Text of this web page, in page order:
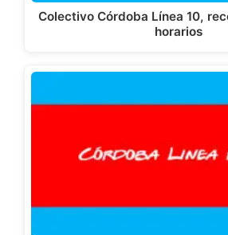
Colectivo Córdoba Línea 10,
horarios